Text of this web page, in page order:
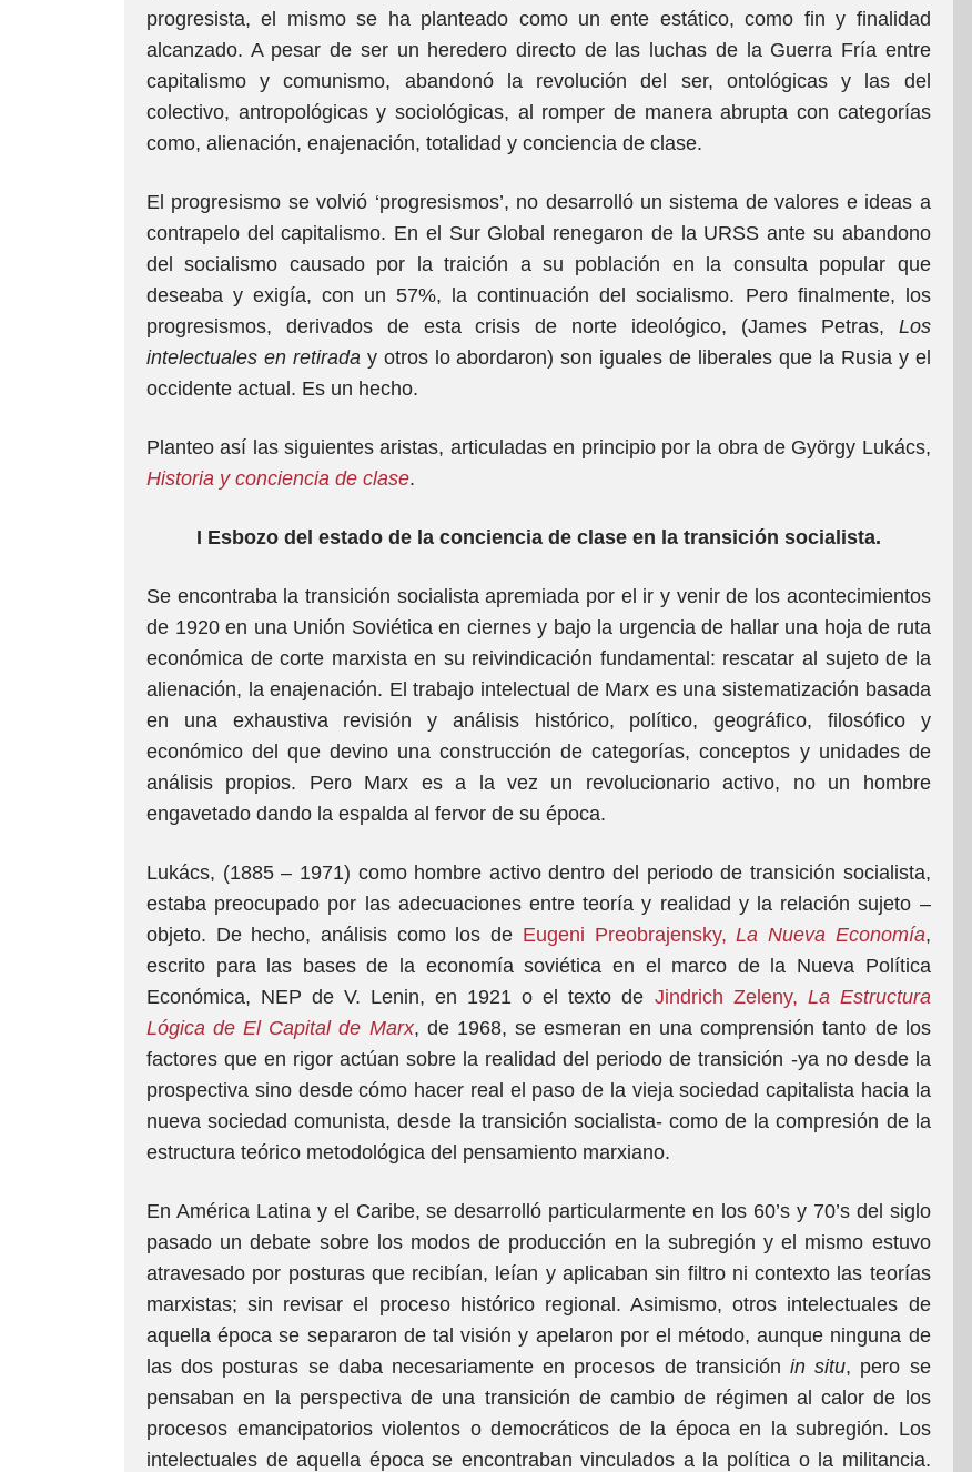
progresista, el mismo se ha planteado como un ente estático, como fin y finalidad
alcanzado. A pesar de ser un heredero directo de las luchas de la Guerra Fría entre
capitalismo y comunismo, abandonó la revolución del ser, ontológicas y las del
colectivo, antropológicas y sociológicas, al romper de manera abrupta con categorías
como, alienación, enajenación, totalidad y conciencia de clase.
El progresismo se volvió ‘progresismos’, no desarrolló un sistema de valores e ideas a
contrapelo del capitalismo. En el Sur Global renegaron de la URSS ante su abandono
del socialismo causado por la traición a su población en la consulta popular que
deseaba y exigía, con un 57%, la continuación del socialismo. Pero finalmente, los
progresismos, derivados de esta crisis de norte ideológico, (James Petras, Los
intelectuales en retiraday otros lo abordaron) son iguales de liberales que la Rusia y el
occidente actual. Es un hecho.
Planteo así las siguientes aristas, articuladas en principio por la obra de György Lukács,
Historia y conciencia de clase.
I Esbozo del estado de la conciencia de clase en la transición socialista.
Se encontraba la transición socialista apremiada por el ir y venir de los acontecimientos
de 1920 en una Unión Soviética en ciernes y bajo la urgencia de hallar una hoja de ruta
económica de corte marxista en su reivindicación fundamental: rescatar al sujeto de la
alienación, la enajenación. El trabajo intelectual de Marx es una sistematización basada
en una exhaustiva revisión y análisis histórico, político, geográfico, filosófico y
económico del que devino una construcción de categorías, conceptos y unidades de
análisis propios. Pero Marx es a la vez un revolucionario activo, no un hombre
engavetado dando la espalda al fervor de su época.
Lukács, (1885 – 1971) como hombre activo dentro del periodo de transición socialista,
estaba preocupado por las adecuaciones entre teoría y realidad y la relación sujeto –
objeto. De hecho, análisis como los de Eugeni Preobrajensky,La Nueva Economía,
escrito para las bases de la economía soviética en el marco de la Nueva Política
Económica, NEP de V. Lenin, en 1921 o el texto de Jindrich Zeleny, La Estructura
Lógica de El Capital de Marx, de 1968, se esmeran en una comprensión tanto de los
factores que en rigor actúan sobre la realidad del periodo de transición -ya no desde la
prospectiva sino desde cómo hacer real el paso de la vieja sociedad capitalista hacia la
nueva sociedad comunista, desde la transición socialista- como de la compresión de la
estructura teórico metodológica del pensamiento marxiano.
En América Latina y el Caribe, se desarrolló particularmente en los 60’s y 70’s del siglo
pasado un debate sobre los modos de producción en la subregión y el mismo estuvo
atravesado por posturas que recibían, leían y aplicaban sin filtro ni contexto las teorías
marxistas; sin revisar el proceso histórico regional. Asimismo, otros intelectuales de
aquella época se separaron de tal visión y apelaron por el método, aunque ninguna de
las dos posturas se daba necesariamente en procesos de transiciónin situ, pero se
pensaban en la perspectiva de una transición de cambio de régimen al calor de los
procesos emancipatorios violentos o democráticos de la época en la subregión. Los
intelectuales de aquella época se encontraban vinculados a la política o la militancia.